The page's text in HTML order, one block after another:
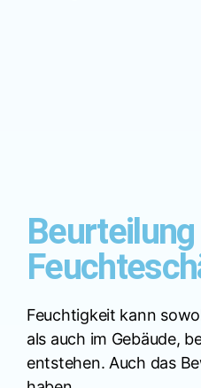
Feuchtigkeit kann
als auch im Gebäude,
entstehen. Auch das